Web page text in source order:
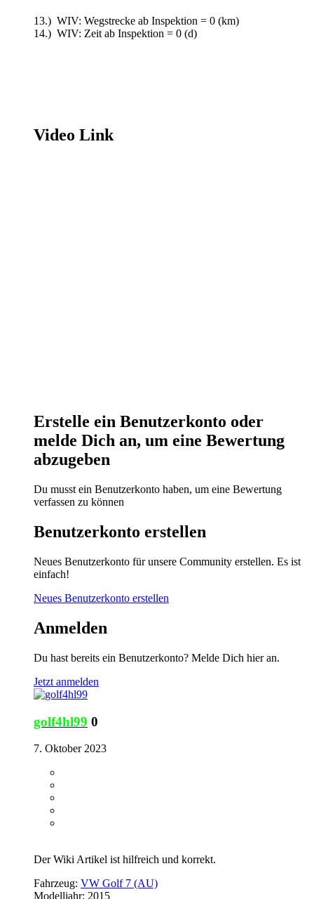
13.) WIV: Wegstrecke ab Inspektion = 0 (km)
14.) WIV: Zeit ab Inspektion = 0 (d)
Video Link
Erstelle ein Benutzerkonto oder
melde Dich an, um eine Bewertung
abzugeben
Du musst ein Benutzerkonto haben, um eine Bewertung
verfassen zu können
Benutzerkonto erstellen
Neues Benutzerkonto für unsere Community erstellen. Es ist
einfach!
Neues Benutzerkonto erstellen
Anmelden
Du hast bereits ein Benutzerkonto? Melde Dich hier an.
Jetzt anmelden
golf4hl99 0
7. Oktober 2023
Der Wiki Artikel ist hilfreich und korrekt.
Fahrzeug: VW Golf 7 (AU)
Modelljahr: 2015